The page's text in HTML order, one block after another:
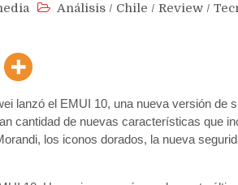
Análisis / Chile / Review /
lanzó el EMUI 10, una nueva versión de
cantidad de nuevas características que
los iconos dorados, la nueva